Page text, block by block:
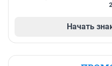
Начать